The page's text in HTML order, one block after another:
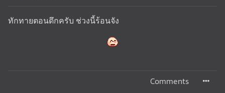
ทักทายตอนดึกครับ ช่วงนี้ร้อนจัง
Comments